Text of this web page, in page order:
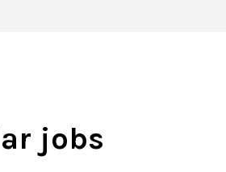
jobs